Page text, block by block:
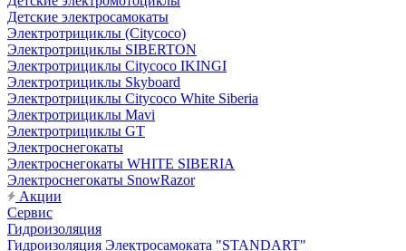
Детские электросамокаты
Электротрициклы (Citycoco)
Электротрициклы SIBERTON
Электротрициклы Citycoco IKINGI
Электротрициклы Skyboard
Электротрициклы Citycoco White Siberia
Электротрициклы Mavi
Электротрициклы GT
Электроснегокаты
Электроснегокаты WHITE SIBERIA
Электроснегокаты SnowRazor
Акции
Сервис
Гидроизоляция
Гидроизоляция Электросамоката "STANDART"